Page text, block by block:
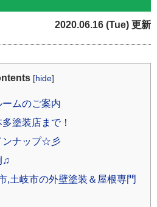
2020.06.16 (Tue) 更新
[hide]
ムのご案内
塗装店まで！
ンナップ☆彡
♫
,土岐市の外壁塗装＆屋根専門